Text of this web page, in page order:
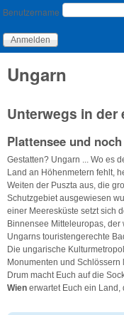
Benutzeranmeldung
Benutzername
Ungarn
Unterwegs in der
Plattensee und
Gestatten? Ungarn ... Wo es
Land an Höhenmetern fehlt,
Weiten der Puszta aus, die
Schutzgebiet ausgewiesen
einer Meeresküste setzt sich
Binnensee Mitteleuropas, der
Ungarns touristengerechte
Die ungarische
Monumenten und
Drum macht Euch auf die
Wien erwartet Euch ein Land,